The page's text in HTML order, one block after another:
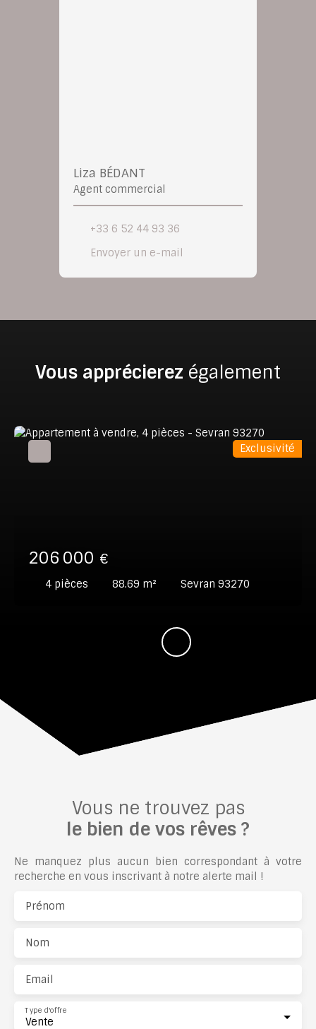
Liza BÉDANT
Agent commercial
+33 6 52 44 93 36
Envoyer un e-mail
Vous apprécierez également
206 000 €
4 pièces 88.69 m² Sevran 93270
Exclusivité
Vous ne trouvez pas
le bien de vos rêves ?
Ne manquez plus aucun bien correspondant à votre
recherche en vous inscrivant à notre alerte mail !
Prénom
Nom
Email
Vente
Type d'offre